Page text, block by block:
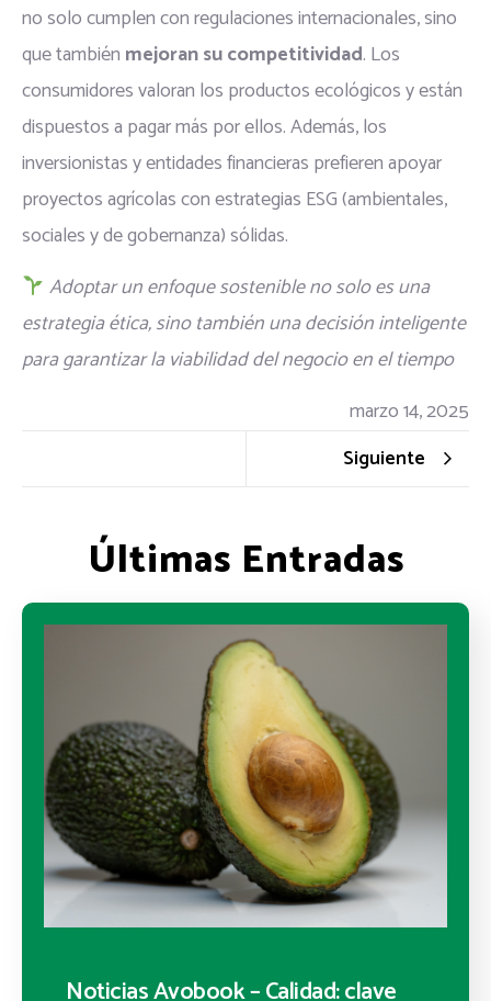
no solo cumplen con regulaciones internacionales, sino
que también mejoran su competitividad. Los
consumidores valoran los productos ecológicos y están
dispuestos a pagar más por ellos. Además, los
inversionistas y entidades financieras prefieren apoyar
proyectos agrícolas con estrategias ESG (ambientales,
sociales y de gobernanza) sólidas.
Adoptar un enfoque sostenible no solo es una
estrategia ética, sino también una decisión inteligente
para garantizar la viabilidad del negocio en el tiempo
marzo 14, 2025
Siguiente
Últimas Entradas
Noticias Avobook – Calidad: clave